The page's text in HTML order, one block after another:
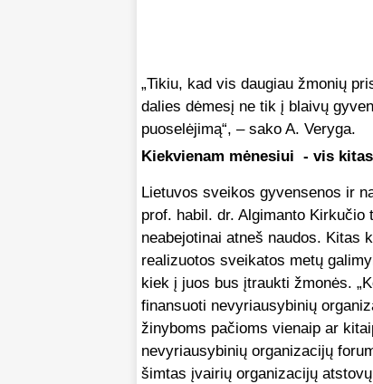
„Tikiu, kad vis daugiau žmonių
dalies dėmesį ne tik į blaivų
puoselėjimą“, – sako A. Veryga.
Kiekvienam mėnesiui - vis
Lietuvos sveikos gyvensenos ir
prof. habil. dr. Algimanto
neabejotinai atneš naudos. Kitas
realizuotos sveikatos metų
kiek į juos bus įtraukti žmonės.
finansuoti nevyriausybinių
žinyboms pačioms vienaip ar
nevyriausybinių organizacijų
šimtas įvairių organizacijų